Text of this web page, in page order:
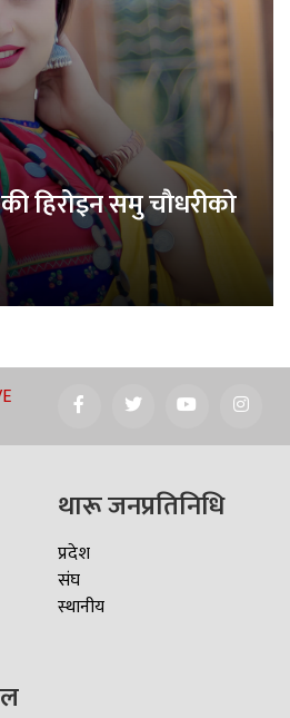
हिरोइन समु चौधरीको
थारू जनप्रतिनिधि
प्रदेश
संघ
स्थानीय